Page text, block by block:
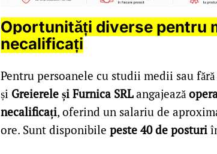
Oportunități diverse pentru
necalificați
Pentru persoanele cu studii medii sau
și Greierele și Furnica SRLangajează
necalificați, oferind un salariu de
ore. Sunt disponibile peste 40 de posturi